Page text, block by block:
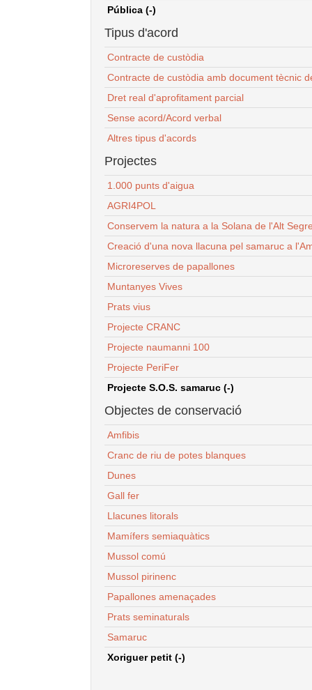
Pública (-)
Tipus d'acord
Contracte de custòdia
Contracte de custòdia amb document tècnic
Dret real d'aprofitament parcial
Sense acord/Acord verbal
Altres tipus d'acords
Projectes
1.000 punts d'aigua
AGRI4POL
Conservem la natura a la Solana de l'Alt
Creació d'una nova llacuna pel samaruc a
Microreserves de papallones
Muntanyes Vives
Prats vius
Projecte CRANC
Projecte naumanni 100
Projecte PeriFer
Projecte S.O.S. samaruc (-)
Objectes de conservació
Amfibis
Cranc de riu de potes blanques
Dunes
Gall fer
Llacunes litorals
Mamífers semiaquàtics
Mussol comú
Mussol pirinenc
Papallones amenaçades
Prats seminaturals
Samaruc
Xoriguer petit (-)